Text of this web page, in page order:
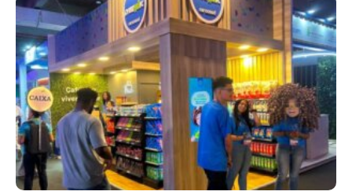
Cencosud Promove Inovação No Brasil
Com A Participação Do Prezunic No Rio
Innovation Week 2026